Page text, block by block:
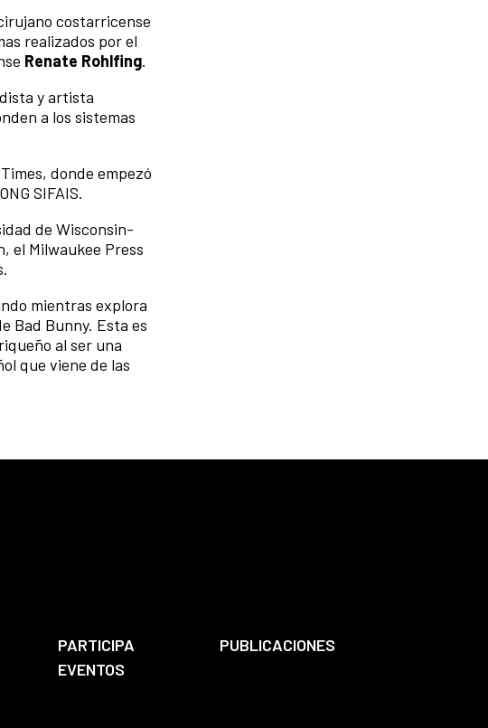
costarricense
realizados por el
Renate Rohlfing.
y artista
a los sistemas
donde empezó
SIFAIS.
de Wisconsin-
el Milwaukee Press
mientras explora
Bad Bunny. Esta es
al ser una
que viene de las
PARTICIPA
PUBLICACIONES
EVENTOS